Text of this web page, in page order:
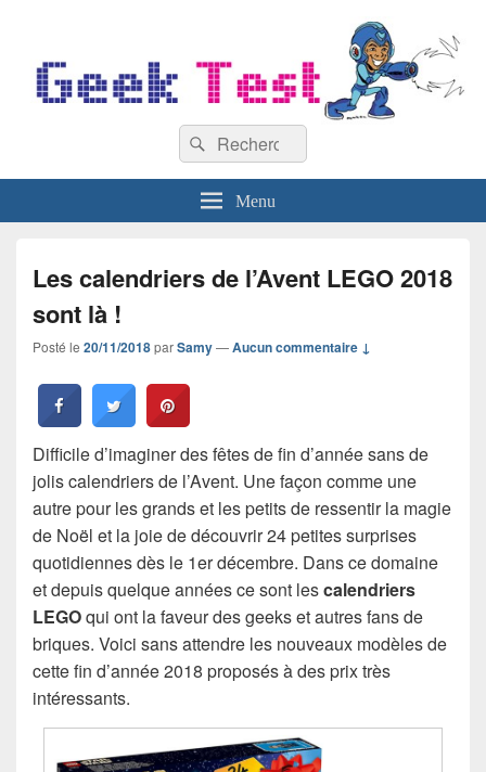
Recherche :
Rechercher
Menu
Les calendriers de l’Avent LEGO 2018
sont là !
Posté le 20/11/2018parSamy—Aucun commentaire ↓
Difficile d’imaginer des fêtes de fin d’année sans de
jolis calendriers de l’Avent. Une façon comme une
autre pour les grands et les petits de ressentir la magie
de Noël et la joie de découvrir 24 petites surprises
quotidiennes dès le 1er décembre. Dans ce domaine
et depuis quelque années ce sont lescalendriers
LEGOqui ont la faveur des geeks et autres fans de
briques. Voici sans attendre les nouveaux modèles de
cette fin d’année 2018 proposés à des prix très
intéressants.